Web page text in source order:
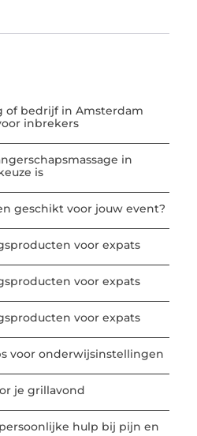
of bedrijf in Amsterdam
inbrekers
in
is
geschikt voor jouw event?
voor expats
voor expats
voor expats
voor onderwijsinstellingen
je grillavond
hulp bij pijn en